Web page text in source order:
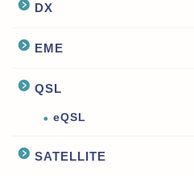
DX
EME
QSL
eQSL
SATELLITE